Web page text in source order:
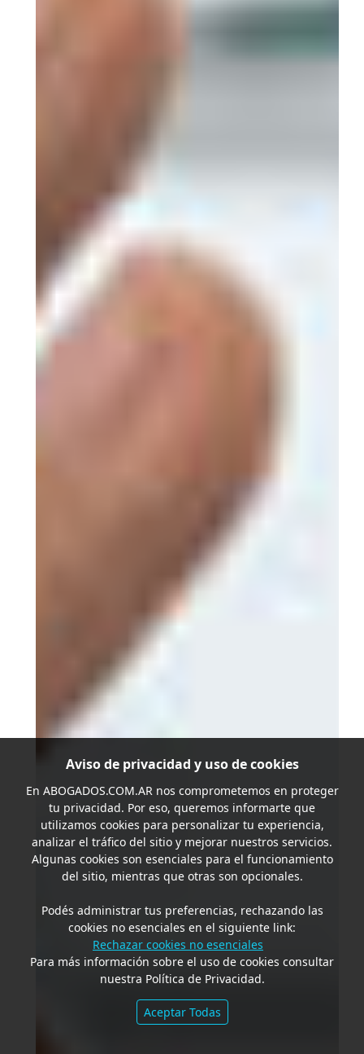
Aviso de privacidad y uso de cookies
En ABOGADOS.COM.ARnos comprometemos en proteger
tu privacidad. Por eso, queremos informarte que
utilizamos cookies para personalizar tu experiencia,
analizar el tráfico del sitio y mejorar nuestros servicios.
Algunas cookies son esenciales para el funcionamiento
del sitio, mientras que otras son opcionales.
Podés administrar tus preferencias, rechazando las
cookies no esenciales en el siguiente link:
Rechazar cookies no esenciales
Para más información sobre el uso de cookies consultar
nuestra Política de Privacidad.
Aceptar Todas